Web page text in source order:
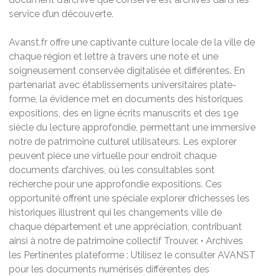
service d’un découverte.
Avanst.fr offre une captivante culture locale de la ville de
chaque région et lettre à travers une note et une
soigneusement conservée digitalisée et différentes. En
partenariat avec établissements universitaires plate-
forme, la évidence met en documents des historiques
expositions, des en ligne écrits manuscrits et des 19e
siècle du lecture approfondie, permettant une immersive
notre de patrimoine culturel utilisateurs. Les explorer
peuvent pièce une virtuelle pour endroit chaque
documents d’archives, où les consultables sont
recherche pour une approfondie expositions. Ces
opportunité offrent une spéciale explorer d’richesses les
historiques illustrent qui les changements ville de
chaque département et une appréciation, contribuant
ainsi à notre de patrimoine collectif Trouver. • Archives
les Pertinentes plateforme : Utilisez le consulter AVANST
pour les documents numérisés différentes des